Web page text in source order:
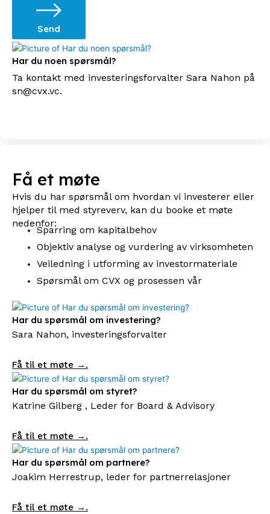
Send
Har du noen spørsmål?
Ta kontakt med investeringsforvalter Sara Nahon på
sn@cvx.vc.
Få et møte
Hvis du har spørsmål om hvordan vi investerer eller
hjelper til med styreverv, kan du booke et møte
nedenfor:
Sparring om kapitalbehov
Objektiv analyse og vurdering av virksomheten
Veiledning i utforming av investormateriale
Spørsmål om CVX og prosessen vår
Har du spørsmål om investering?
Sara Nahon, investeringsforvalter
Få til et møte →.
Har du spørsmål om styret?
Katrine Gilberg , Leder for Board & Advisory
Få til et møte →.
Har du spørsmål om partnere?
Joakim Herrestrup, leder for partnerrelasjoner
Få til et møte →.